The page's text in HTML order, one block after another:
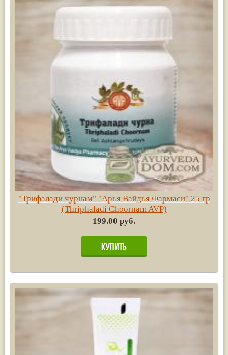
"Трифалади чурнам" "Арья Вайдья Фармаси" 25 гр
(Thriphaladi Choornam AVP)
199.00 руб.